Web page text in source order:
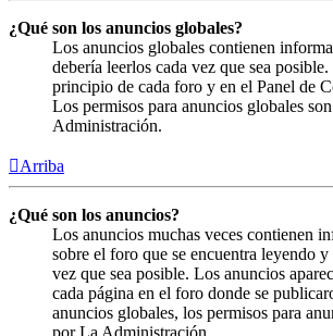
¿Qué son los anuncios globales?
Los anuncios globales contienen
debería leerlos cada vez que sea posible.
principio de cada foro y en el Panel de
Los permisos para anuncios globales
Administración.
Arriba
¿Qué son los anuncios?
Los anuncios muchas veces contienen
sobre el foro que se encuentra leyendo y
vez que sea posible. Los anuncios
cada página en el foro donde se
anuncios globales, los permisos para
por La Administración.